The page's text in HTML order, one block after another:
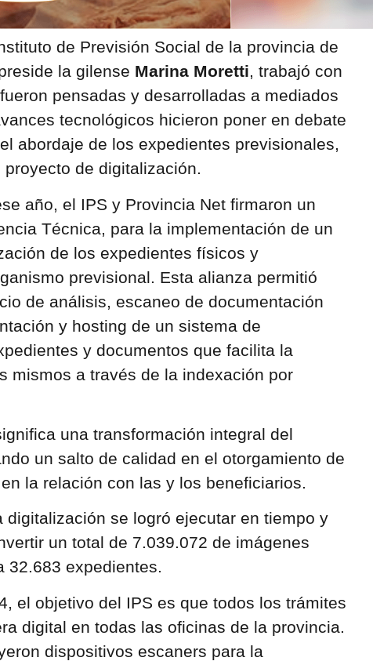
de Previsión Social de la provincia de
la gilense Marina Moretti, trabajó con
pensadas y desarrolladas a mediados
tecnológicos hicieron poner en debate
abordaje de los expedientes previsionales,
de digitalización.
año, el IPS y Provincia Net firmaron un
Técnica, para la implementación de un
de los expedientes físicos y
previsional. Esta alianza permitió
de análisis, escaneo de documentación
y hosting de un sistema de
y documentos que facilita la
mismos a través de la indexación por
una transformación integral del
un salto de calidad en el otorgamiento de
la relación con las y los beneficiarios.
digitalización se logró ejecutar en tiempo y
un total de 7.039.072 de imágenes
32.683 expedientes.
el objetivo del IPS es que todos los trámites
digital en todas las oficinas de la provincia.
dispositivos escaners para la